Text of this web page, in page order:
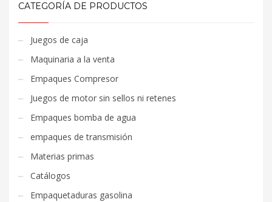
CATEGORÍA DE PRODUCTOS
Juegos de caja
Maquinaria a la venta
Empaques Compresor
Juegos de motor sin sellos ni retenes
Empaques bomba de agua
empaques de transmisión
Materias primas
Catálogos
Empaquetaduras gasolina